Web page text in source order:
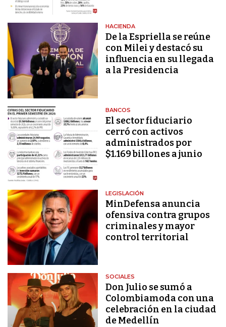
HACIENDA
De la Espriella se reúne
con Milei y destacó su
influencia en su llegada
a la Presidencia
BANCOS
El sector fiduciario
cerró con activos
administrados por
$1.169 billones a junio
LEGISLACIÓN
MinDefensa anuncia
ofensiva contra grupos
criminales y mayor
control territorial
SOCIALES
Don Julio se sumó a
Colombiamoda con una
celebración en la ciudad
de Medellín